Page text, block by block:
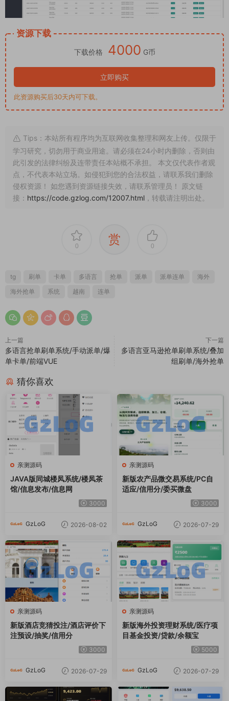
资源下载
下载价格 4000 G币
立即购买
此资源购买后30天内可下载。
Tips：本站所有程序均为互联网收集整理和网友上传。仅限于
学习研究，切勿用于商业用途。请必须在24小时内删除，否则由
此引发的法律纠纷及连带责任本站概不承担。 本文仅代表作者观
点，不代表本站立场。如侵犯到您的合法权益，请联系我们删除
侵权资源！ 如您遇到资源链接失效，请联系管理员！ 原文链
接： https://code.gzlog.com/12007.html ，转载请注明出处。
0 赏 0
tg 刷单 卡单 多语言 抢单 派单 派单连单
海外
海外抢单
系统 越南 连单
上一篇
多语言抢单刷单系统/手动派单/爆
单卡单/前端VUE
下一篇
多语言亚马逊抢单刷单系统/叠加
组刷单/海外抢单
猜你喜欢
亲测源码
JAVA版同城楼凤系统/楼凤茶
馆/信息发布/信息网
3000
GzLoG 2026-08-02
亲测源码
新版农产品微交易系统/PC自
适应/信用分/委买微盘
3000
GzLoG 2026-07-29
亲测源码
新版酒店竞猜投注/酒店评价下
注预设/抽奖/信用分
3000
GzLoG 2026-07-29
亲测源码
新版海外投资理财系统/医疗项
目基金投资/贷款/余额宝
5000
GzLoG 2026-07-29